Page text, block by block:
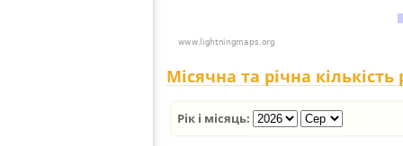
Місячна та річна кількість
Рік і місяць: